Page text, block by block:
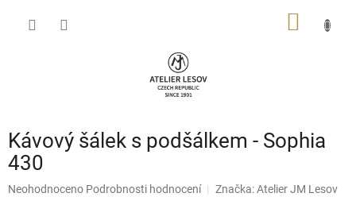
Kávový šálek s podšálkem - Sophia
430
Průměrné
Neohodnoceno Podrobnosti hodnocení Značka:Atelier JM Lesov